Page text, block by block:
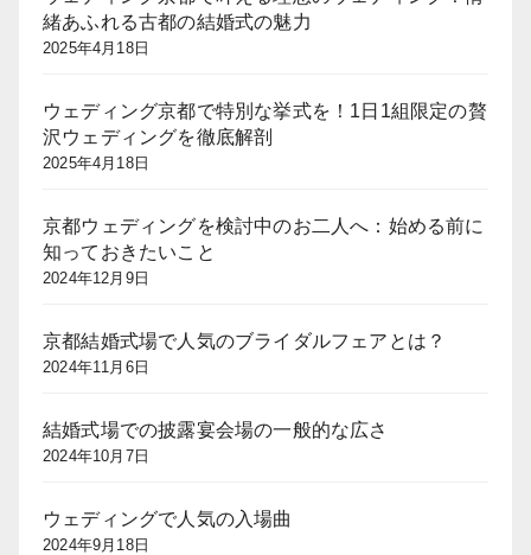
緒あふれる古都の結婚式の魅力
2025年4月18日
ウェディング京都で特別な挙式を！1日1組限定の贅
沢ウェディングを徹底解剖
2025年4月18日
京都ウェディングを検討中のお二人へ：始める前に
知っておきたいこと
2024年12月9日
京都結婚式場で人気のブライダルフェアとは？
2024年11月6日
結婚式場での披露宴会場の一般的な広さ
2024年10月7日
ウェディングで人気の入場曲
2024年9月18日